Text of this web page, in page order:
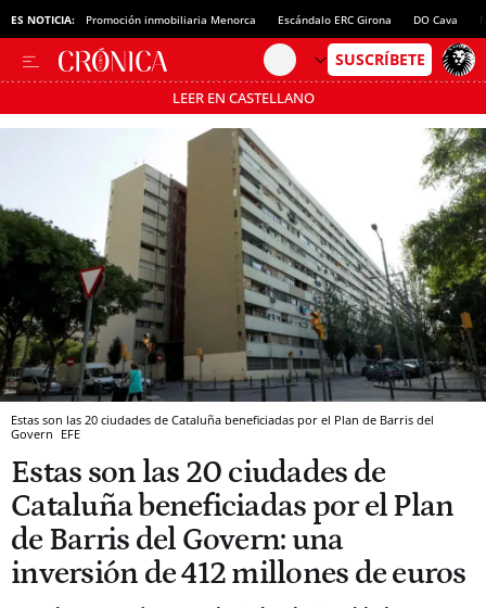
ES NOTICIA: Promoción inmobiliaria Menorca Escándalo ERC Girona DO Cava
LEER EN CASTELLANO
Pásate al MODO AHORRO
Estas son las 20 ciudades de Cataluña beneficiadas por el Plan de Barris del
Govern EFE
Estas son las 20 ciudades de
Cataluña beneficiadas por el Plan
de Barris del Govern: una
inversión de 412 millones de euros